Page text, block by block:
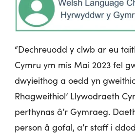
“Dechreuodd y clwb ar eu
Cymru ym mis Mai 2023 fel
dwyieithog a oedd yn
Rhagweithiol’ Llywodraeth
perthynas â’r Gymraeg.
person â gofal, a’r staff i